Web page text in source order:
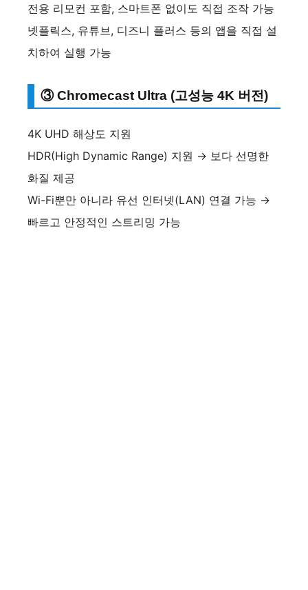
전용 리모컨 포함, 스마트폰 없이도 직접 조작 가능
넷플릭스, 유튜브, 디즈니 플러스 등의 앱을 직접 설
치하여 실행 가능
③ Chromecast Ultra (고성능 4K 버전)
4K UHD 해상도 지원
HDR(High Dynamic Range) 지원 → 보다 선명한
화질 제공
Wi-Fi뿐만 아니라 유선 인터넷(LAN) 연결 가능 →
빠르고 안정적인 스트리밍 가능